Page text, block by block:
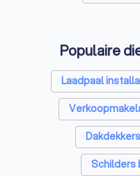
Populaire
Laadpaal
Schilders